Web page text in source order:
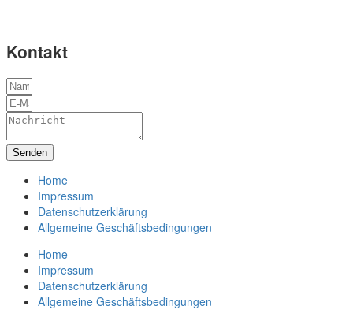
Kontakt
Senden
Home
Impressum
Datenschutzerklärung
Allgemeine Geschäftsbedingungen
Home
Impressum
Datenschutzerklärung
Allgemeine Geschäftsbedingungen